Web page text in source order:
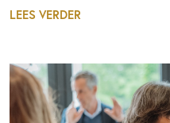
LEES VERDER